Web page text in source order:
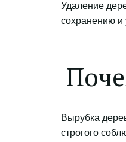
Удаление
сохранению и
Вырубка
строгого